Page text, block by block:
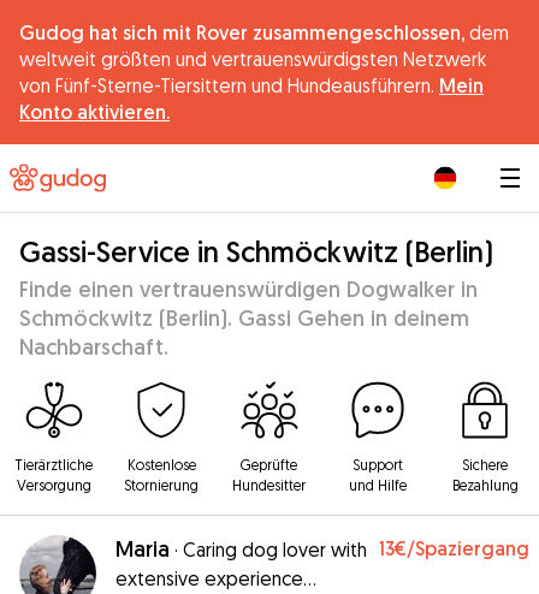
Gudog hat sich mit Rover zusammengeschlossen, dem
weltweit größten und vertrauenswürdigsten Netzwerk
von Fünf-Sterne-Tiersittern und Hundeausführern. Mein
Konto aktivieren.
Gassi-Service in Schmöckwitz (Berlin)
Finde einen vertrauenswürdigen Dogwalker in
Schmöckwitz (Berlin). Gassi Gehen in deinem
Nachbarschaft.
Tierärztliche
Versorgung
Kostenlose
Stornierung
Geprüfte
Hundesitter
Support
und Hilfe
Sichere
Bezahlung
Maria · Caring dog lover with
extensive experience
13€/Spaziergang